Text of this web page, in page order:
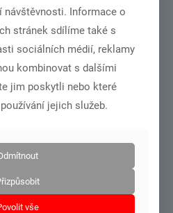
dotace ze státního rozpočtu
návštěvnosti. Informace o
stránek sdílíme také s
sociálních médií, reklamy
kombinovat s dalšími
jim poskytli nebo které
jejich služeb.
vše